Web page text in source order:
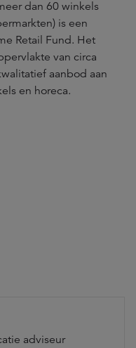
dan 60 winkels
is een
Retail Fund. Het
van circa
aanbod aan
en horeca.
adviseur